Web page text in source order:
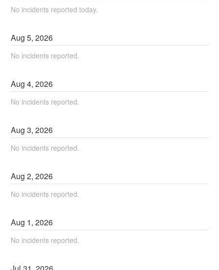
No incidents reported today.
Aug5,2026
No incidents reported.
Aug4,2026
No incidents reported.
Aug3,2026
No incidents reported.
Aug2,2026
No incidents reported.
Aug 1,2026
No incidents reported.